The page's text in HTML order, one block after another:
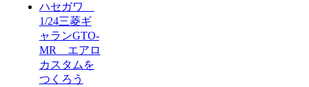
ハセガワ
1/24三菱ギ
ャランGTO-
MR エアロ
カスタムを
つくろう